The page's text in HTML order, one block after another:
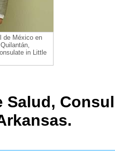
de México en
in Little
Salud,